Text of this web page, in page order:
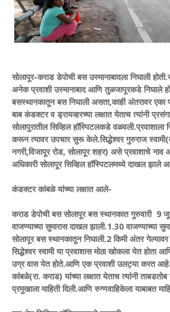
सोलापूर-कराड डेपोची बस उस्मानाबादला निघाली
अनेक प्रवाशी उस्मानाबाद आणि तुळजापूरकडे निघाले
बसस्थानकातून बस निघाली असता,काही अंतरावर एका
बाब कंडक्टर व ड्रायव्हरच्या लक्षात येताच त्यांनी
सोलापुरातील सिव्हिल हॉस्पिटलकडे वळवली.प्रवाशाला
करून त्यावर उपचार सुरू केले.सिद्धेश्वर गुरुराज
नगरी,विजापूर रोड, सोलापूर शहर) असे प्रवाशाचे
अधिकारी सोलापूर सिव्हिल हॉस्पिटलमध्ये दाखल झाले
कंडक्टर कांबळे यांच्या लक्षात आले-
कराड डेपोची बस सोलापूर बस स्थानकात गुरुवारी 9
वाजण्याच्या सुमारास दाखल झाली.1.30 वाजण्याच्या
सोलापूर बस स्थानकातून निघाली.2 किमी अंतर
सिद्धेश्वर स्वामी या प्रवाशास मोठा खोकला येत होता
उग्र वास येत होते.आणि एक प्रवाशी उलट्या करत
कांबळे(रा. कराड) यांच्या लक्षात येताच त्यांनी
प्रमुखाला माहिती दिली.आणि रुग्णवाहिकेला याबाबत